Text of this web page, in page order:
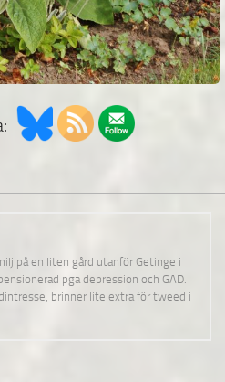
på en liten gård utanför Getinge i
pga depression och GAD.
brinner lite extra för tweed i